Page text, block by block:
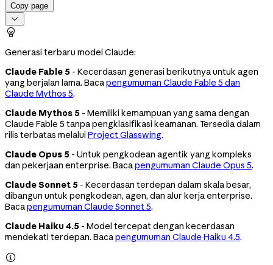
Copy page


Generasi terbaru model Claude:
Claude Fable 5 - Kecerdasan generasi berikutnya untuk agen
yang berjalan lama. Bacapengumuman Claude Fable 5 dan
Claude Mythos 5.
Claude Mythos 5 - Memiliki kemampuan yang sama dengan
Claude Fable 5 tanpa pengklasifikasi keamanan. Tersedia dalam
rilis terbatas melalui Project Glasswing.
Claude Opus 5 - Untuk pengkodean agentik yang kompleks
dan pekerjaan enterprise. Bacapengumuman Claude Opus 5.
Claude Sonnet 5 - Kecerdasan terdepan dalam skala besar,
dibangun untuk pengkodean, agen, dan alur kerja enterprise.
Bacapengumuman Claude Sonnet 5.
Claude Haiku 4.5 - Model tercepat dengan kecerdasan
mendekati terdepan. Bacapengumuman Claude Haiku 4.5.
